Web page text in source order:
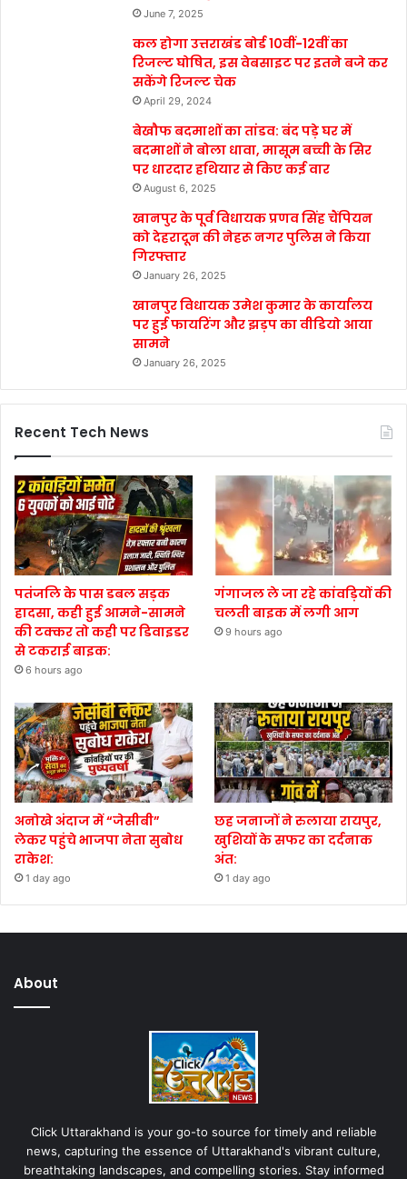
June 7, 2025
कल होगा उत्तराखंड बोर्ड 10वीं-12वीं का
रिजल्ट घोषित, इस वेबसाइट पर इतने बजे कर
सकेंगे रिजल्ट चेक
April 29, 2024
बेखौफ बदमाशों का तांडव: बंद पड़े घर में
बदमाशों ने बोला धावा, मासूम बच्ची के सिर
पर धारदार हथियार से किए कई वार
August 6, 2025
खानपुर के पूर्व विधायक प्रणव सिंह चैंपियन
को देहरादून की नेहरू नगर पुलिस ने किया
गिरफ्तार
January 26, 2025
खानपुर विधायक उमेश कुमार के कार्यालय
पर हुई फायरिंग और झड़प का वीडियो आया
सामने
January 26, 2025
Recent Tech News
पतंजलि के पास डबल सड़क
हादसा, कही हुई आमने-सामने
की टक्कर तो कही पर डिवाइडर
से टकराई बाइक:
6 hours ago
गंगाजल ले जा रहे कांवड़ियों की
चलती बाइक में लगी आग
9 hours ago
अनोखे अंदाज में “जेसीबी”
लेकर पहुंचे भाजपा नेता सुबोध
राकेश:
1 day ago
छह जनाजों ने रुलाया रायपुर,
खुशियों के सफर का दर्दनाक
अंत:
1 day ago
About
Click Uttarakhand is your go-to source for timely and reliable
news, capturing the essence of Uttarakhand's vibrant culture,
breathtaking landscapes, and compelling stories. Stay informed